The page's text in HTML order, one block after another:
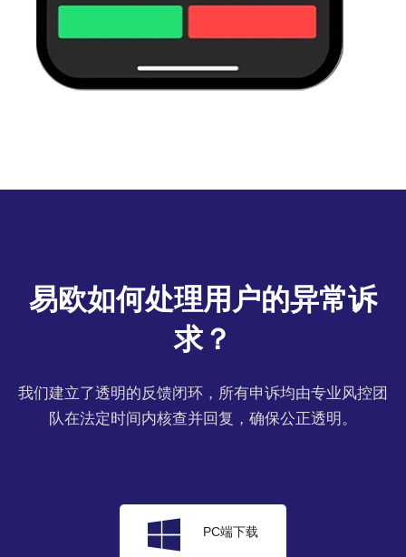
易欧如何处理用户的异常诉
求？
我们建立了透明的反馈闭环，所有申诉均由专业风控团
队在法定时间内核查并回复，确保公正透明。
PC端下载